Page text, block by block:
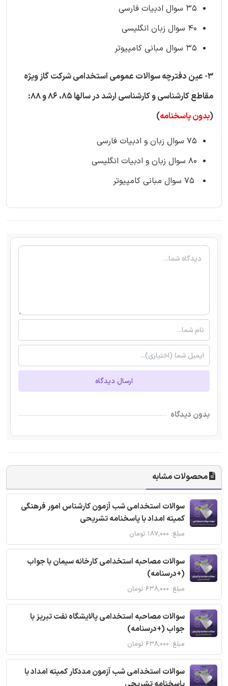
35 سوال ادبیات فارسی
40 سوال زبان انگلیسی
35 سوال مبانی کامپیوتر
3- عین دفترچه سوالات عمومی استخدامی شرکت گاز ویژه
مقاطع کارشناسی و کارشناسی ارشد در سالها 85، 86 و 88:
(بدون پاسخنامه)
75 سوال زبان و ادبیات فارسی
80 سوال زبان و ادبیات انگلیسی
ارسال دیدگاه
بدون دیدگاه
محصولات مشابه
سوالات استخدامی شب آزمون کارشناس امور فرهنگی
کمیته امداد با پاسخنامه تشریحی
مبلغ: ۱۸۷,۰۰۰ تومان
سوالات مصاحبه استخدامی کارخانه سیمان با جواب
(+درسنامه)
مبلغ: ۶۳۸,۰۰۰ تومان
سوالات مصاحبه استخدامی پالایشگاه نفت تبریز با
جواب (+درسنامه)
مبلغ: ۶۳۸,۰۰۰ تومان
سوالات استخدامی شب آزمون مددکار کمیته امداد با